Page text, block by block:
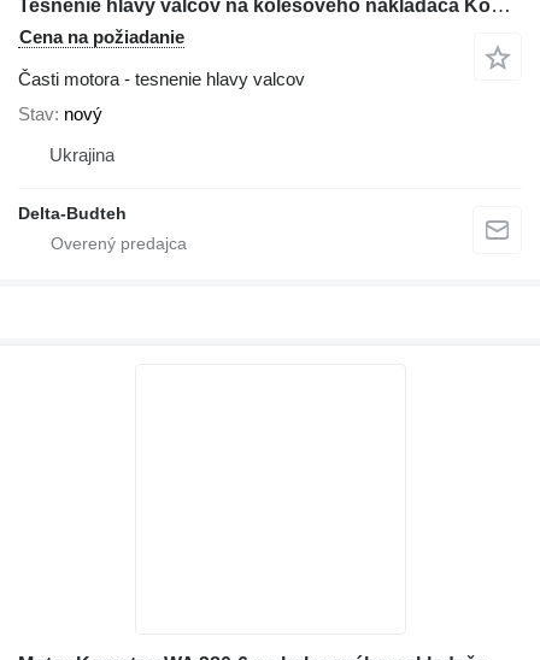
Tesnenie hlavy valcov na kolesového nakladača Komatsu WA380
Cena na požiadanie
Časti motora - tesnenie hlavy valcov
Stav nový
Ukrajina
Delta-Budteh